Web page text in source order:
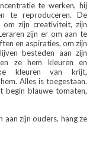
te werken, hij
te reproduceren. De
om zijn creativiteit, zijn
zijn er om aan te
en aspiraties, om zijn
besteden aan zijn
ze hem kleuren en
kleuren van krijt,
Alles is toegestaan.
begin blauwe tomaten,
aan zijn ouders, hang ze